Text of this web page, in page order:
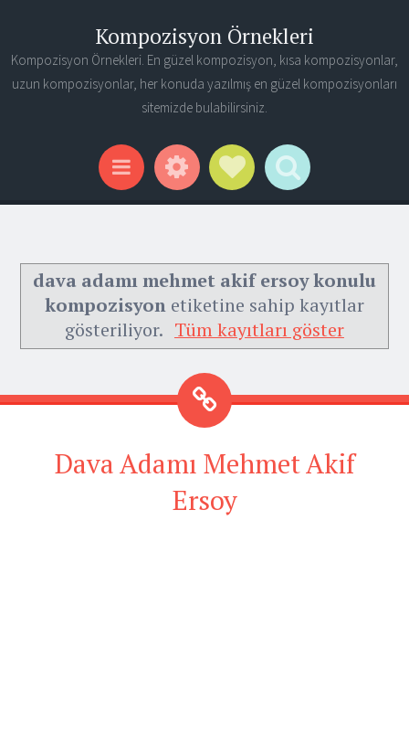
Kompozisyon Örnekleri
Kompozisyon Örnekleri. En güzel kompozisyon, kısa kompozisyonlar,
uzun kompozisyonlar, her konuda yazılmış en güzel kompozisyonları
sitemizde bulabilirsiniz.
Menu WidgetsSocial Links
Search
dava adamı mehmet akif ersoy konulu
kompozisyon etiketine sahip kayıtlar
gösteriliyor. Tüm kayıtları göster
Dava Adamı Mehmet Akif
Ersoy